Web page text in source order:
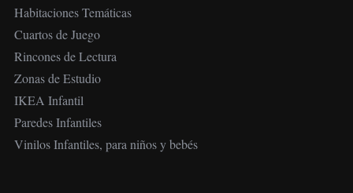
Habitaciones Temáticas
Cuartos de Juego
Rincones de Lectura
Zonas de Estudio
IKEA Infantil
Paredes Infantiles
Vinilos Infantiles, para niños y bebés